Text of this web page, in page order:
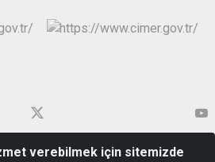
Cad. 22000 Edirne Merkez/Edirne
verebilmek için sitemizde